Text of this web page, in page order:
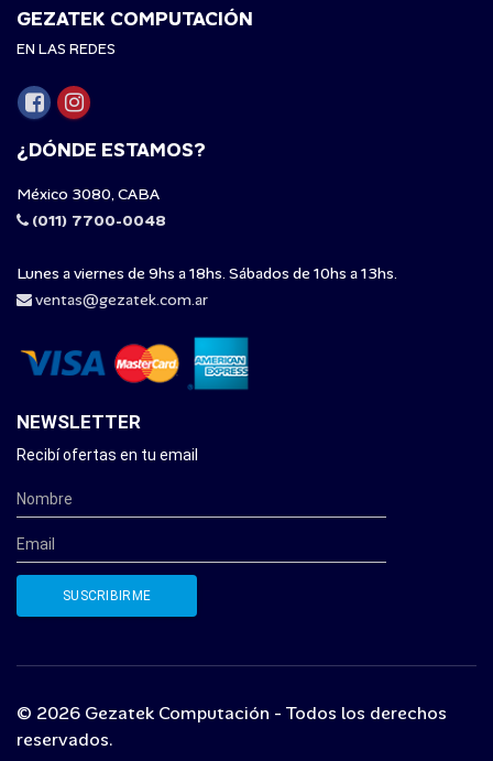
GEZATEK COMPUTACIÓN
EN LAS REDES
¿DÓNDE ESTAMOS?
México 3080, CABA
(011) 7700-0048
Lunes a viernes de 9hs a 18hs. Sábados de 10hs a 13hs.
ventas@gezatek.com.ar
NEWSLETTER
Recibí ofertas en tu email
© 2026 Gezatek Computación - Todos los derechos
reservados.